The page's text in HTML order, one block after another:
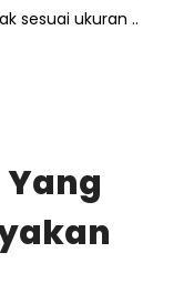
sesuai ukuran ..